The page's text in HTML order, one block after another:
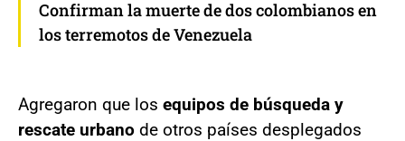
Confirman la muerte de dos colombianos en
los terremotos de Venezuela
Agregaron que los equipos de búsqueda y
rescate urbano de otros países desplegados